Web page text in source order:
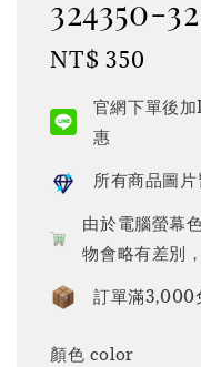
324350-
Regular
NT$ 350
官網下單後
惠
所有商品圖
由於電腦螢幕
物會略有差別
訂單滿3,000
顏色 color